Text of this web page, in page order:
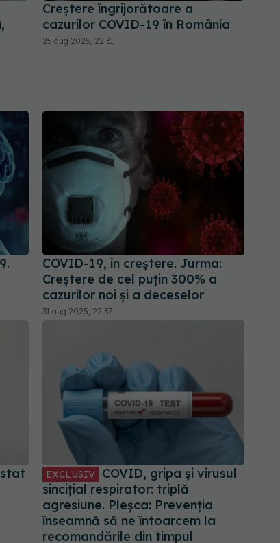
Creștere îngrijorătoare a
cazurilor COVID-19 în România
25 aug 2025, 22:31
COVID-19, în creștere. Jurma:
Creștere de cel puțin 300% a
cazurilor noi și a deceselor
31 aug 2025, 22:37
EXCLUSIV
COVID, gripa și virusul
sincițial respirator: triplă
agresiune. Pleșca: Prevenția
înseamnă să ne întoarcem la
recomandările din timpul